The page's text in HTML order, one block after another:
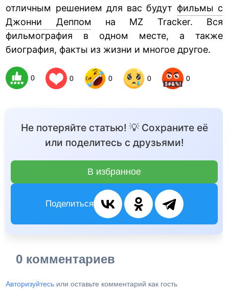
отличным решением для вас будут фильмы с
Джонни Деппом на MZ Tracker. Вся
фильмография в одном месте, а также
биография, факты из жизни и многое другое.
0 0 0 0 0
Не потеряйте статью! 💡 Сохраните её
или поделитесь с друзьями!
В избранное
Поделиться
0 комментариев
Авторизуйтесь или оставьте комментарий как гость